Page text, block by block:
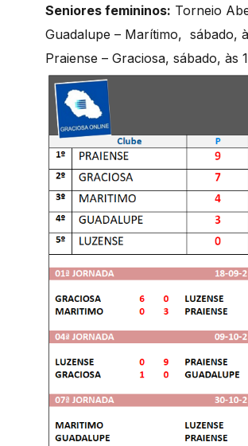
Seniores femininos: Torneio
Guadalupe – Marítimo, sábado,
Praiense – Graciosa, sábado, às